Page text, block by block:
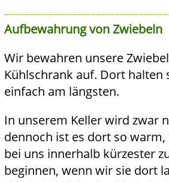
Aufbewahrung von Zwiebeln
Wir bewahren unsere
Kühlschrank auf. Dort halten
einfach am längsten.
In unserem Keller wird zwar
dennoch ist es dort so warm,
bei uns innerhalb kürzester
beginnen, wenn wir sie dort